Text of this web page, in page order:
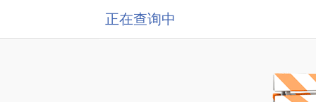
正在查询中